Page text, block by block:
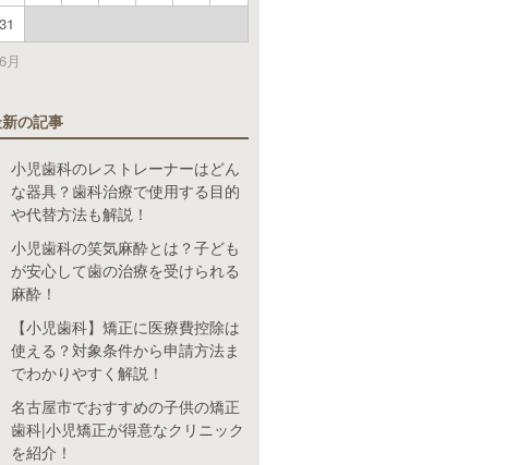
月
31
の記事
小児歯科のレストレーナーはどん
な器具？歯科治療で使用する目的
や代替方法も解説！
小児歯科の笑気麻酔とは？子ども
が安心して歯の治療を受けられる
麻酔！
【小児歯科】矯正に医療費控除は
使える？対象条件から申請方法ま
でわかりやすく解説！
名古屋市でおすすめの子供の矯正
歯科|小児矯正が得意なクリニック
を紹介！